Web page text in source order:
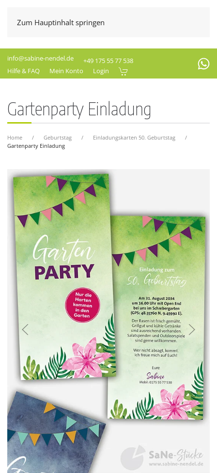
Zum Hauptinhalt springen
info@sabine-nendel.de
+49 175 55 77 538
Hilfe & FAQ
Mein Konto Login
Gartenparty Einladung
Home Geburtstag
Einladungskarten 50. Geburtstag
Gartenparty Einladung